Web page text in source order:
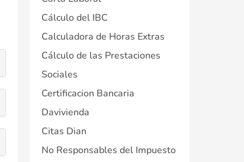
Cálculo del IBC
Calculadora de Horas Extras
Cálculo de las Prestaciones
Sociales
Certificacion Bancaria
Davivienda
Citas Dian
No Responsables del Impuesto